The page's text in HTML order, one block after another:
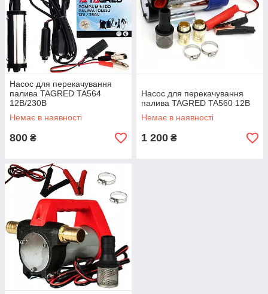
Насос для перекачування
палива TAGRED TA564
12В/230В
Немає в наявності
800 ₴
Насос для перекачування
палива TAGRED TA560 12В
Немає в наявності
1 200 ₴